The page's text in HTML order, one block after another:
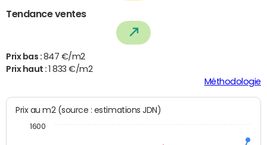
Tendance ventes
Prix bas : 847 €/m2
Prix haut :1 833 €/m2
Méthodologie
Prix au m2 (source : estimations JDN)
1600